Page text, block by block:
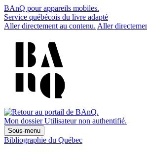
BAnQ pour appareils mobiles.
Service québécois du livre adapté
Aller directement au contenu. Aller
Mon dossier Utilisateur non authentifié.
Sous-menu
Bibliographie du Québec